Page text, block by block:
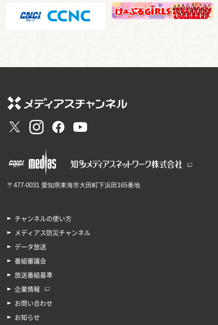
〒477-0031 愛知県東海市大田町下浜田165番地
チャンネルの使い方
メディアス防災チャンネル
データ放送
番組審議会
放送番組基準
企業情報
お問い合わせ
お知らせ